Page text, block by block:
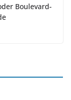
Boulevard-